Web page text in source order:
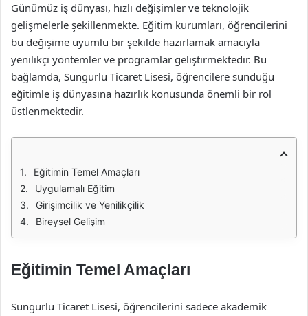
Günümüz iş dünyası, hızlı değişimler ve teknolojik
gelişmelerle şekillenmekte. Eğitim kurumları, öğrencilerini
bu değişime uyumlu bir şekilde hazırlamak amacıyla
yenilikçi yöntemler ve programlar geliştirmektedir. Bu
bağlamda, Sungurlu Ticaret Lisesi, öğrencilere sunduğu
eğitimle iş dünyasına hazırlık konusunda önemli bir rol
üstlenmektedir.
Eğitimin Temel Amaçları
Uygulamalı Eğitim
Girişimcilik ve Yenilikçilik
Bireysel Gelişim
Eğitimin Temel Amaçları
Sungurlu Ticaret Lisesi, öğrencilerini sadece akademik